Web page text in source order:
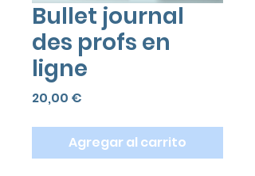
Bullet journal
des profs en
ligne
20,00 €
Agregar al carrito